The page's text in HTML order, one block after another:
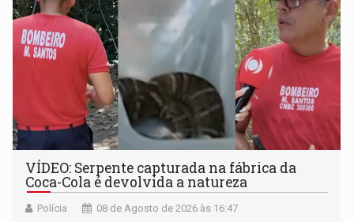
VÍDEO: Serpente capturada na fábrica da
Coca-Cola é devolvida a natureza
Polícia 08 de Agosto de 2026 às 16:47